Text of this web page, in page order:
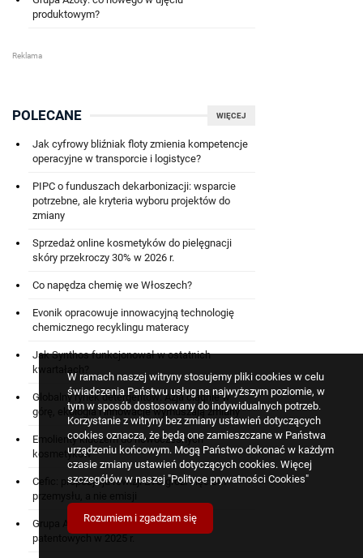
W ramach naszej witryny stosujemy pliki cookies w celu
świadczenia Państwu usług na najwyższym poziomie, w
tym w sposób dostosowany do indywidualnych potrzeb.
Korzystanie z witryny bez zmiany ustawień dotyczących
cookies oznacza, że będą one zamieszczane w Państwa
urządzeniu końcowym. Mogą Państwo dokonać w każdym
czasie zmiany ustawień dotyczących cookies. Więcej
szczegółów w naszej "Polityce prywatności Cookies"
Rozumiem i zgadzam się
produktowym?
WIĘCEJ
POLECANE
Jak cyfrowy bliźniak floty zmienia kompetencje
operacyjne w transporcie i logistyce?
PIPC o funduszach dekarbonizacji: wsparcie
potrzebne, ale kryteria wyboru projektów do
zmiany
Sprzedaż online kosmetyków do pielęgnacji
skóry przekroczy 30% w 2026 r.
Co napędza chemię we Włoszech?
Evonik opracowuje innowacyjną technologię
chemicznego recyklingu materacy
Jak Synthos funkcjonował w ostatnich
kwartałach?
Globalny rynek detergentów: Azja ciągnie w
górę, ekologia i innowacje wymuszają zmiany
Emolienty kluczem do nowoczesnych
kosmetyków
Cefic: propozycja rewizji ETS grozi cięciem
przemysłu, a nie emisji
Grupa Azoty ZAK: sześć zgłoszeń
patentowych w 2025 r.